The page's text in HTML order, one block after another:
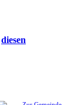
diesen